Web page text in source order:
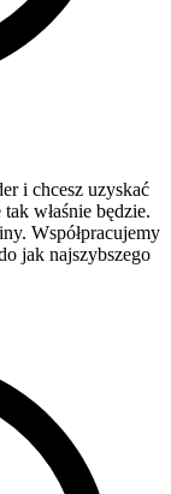
i chcesz uzyskać
właśnie będzie.
Współpracujemy
jak najszybszego